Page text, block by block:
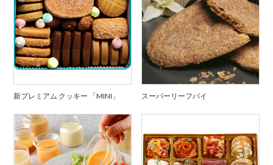
新プレミアム クッキー 「MINI」 スーパーリーフパイ